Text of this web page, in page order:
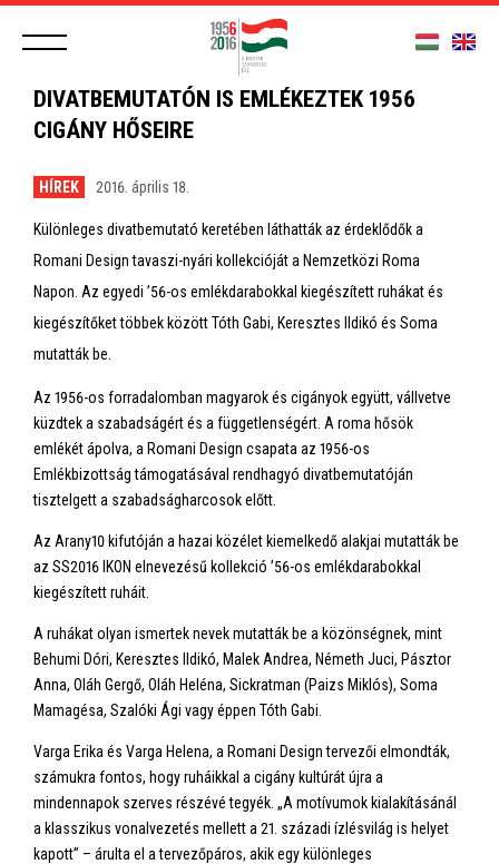
DIVATBEMUTATÓN IS EMLÉKEZTEK 1956
CIGÁNY HŐSEIRE
HÍREK 2016. április 18.
Különleges divatbemutató keretében láthatták az érdeklődők a
Romani Design tavaszi-nyári kollekcióját a Nemzetközi Roma
Napon. Az egyedi ’56-os emlékdarabokkal kiegészített ruhákat és
kiegészítőket többek között Tóth Gabi, Keresztes Ildikó és Soma
mutatták be.
Az 1956-os forradalomban magyarok és cigányok együtt, vállvetve
küzdtek a szabadságért és a függetlenségért. A roma hősök
emlékét ápolva, a Romani Design csapata az 1956-os
Emlékbizottság támogatásával rendhagyó divatbemutatóján
tisztelgett a szabadságharcosok előtt.
Az Arany10 kifutóján a hazai közélet kiemelkedő alakjai mutatták be
az SS2016 IKON elnevezésű kollekció ’56-os emlékdarabokkal
kiegészített ruháit.
A ruhákat olyan ismertek nevek mutatták be a közönségnek, mint
Behumi Dóri, Keresztes Ildikó, Malek Andrea, Németh Juci, Pásztor
Anna, Oláh Gergő, Oláh Heléna, Sickratman (Paizs Miklós), Soma
Mamagésa, Szalóki Ági vagy éppen Tóth Gabi.
Varga Erika és Varga Helena, a Romani Design tervezői elmondták,
számukra fontos, hogy ruháikkal a cigány kultúrát újra a
mindennapok szerves részévé tegyék. „A motívumok kialakításánál
a klasszikus vonalvezetés mellett a 21. századi ízlésvilág is helyet
kapott” – árulta el a tervezőpáros, akik egy különleges